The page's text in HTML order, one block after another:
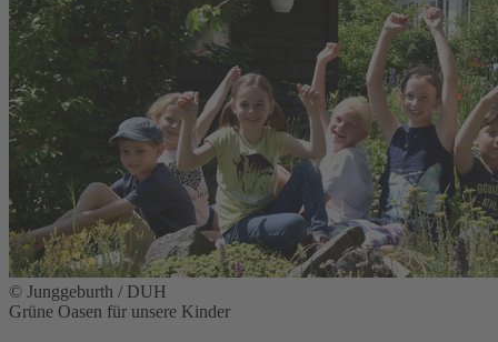
© Junggeburth / DUH
Grüne Oasen für unsere Kinder